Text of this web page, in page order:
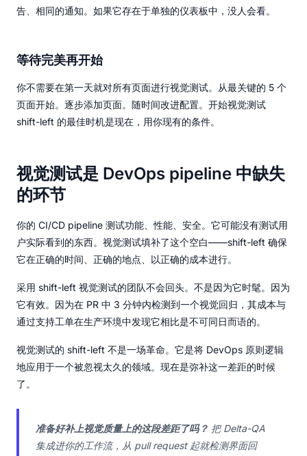
告、相同的通知。如果它存在于单独的仪表板中，没人会看。
等待完美再开始
你不需要在第一天就对所有页面进行视觉测试。从最关键的 5 个
页面开始。逐步添加页面。随时间改进配置。开始视觉测试
shift-left 的最佳时机是现在，用你现有的条件。
视觉测试是 DevOps pipeline 中缺失
的环节
你的 CI/CD pipeline 测试功能、性能、安全。它可能没有测试用
户实际看到的东西。视觉测试填补了这个空白——shift-left 确保
它在正确的时间、正确的地点、以正确的成本进行。
采用 shift-left 视觉测试的团队不会回头。不是因为它时髦。因为
它有效。因为在 PR 中 3 分钟内检测到一个视觉回归，其成本与
通过支持工单在生产环境中发现它相比是不可同日而语的。
视觉测试的 shift-left 不是一场革命。它是将 DevOps 原则逻辑
地应用于一个被忽视太久的领域。现在是弥补这一差距的时候
了。
准备好补上视觉质量上的这段差距了吗？ 把 Delta-QA
集成进你的工作流，从 pull request 起就检测界面回